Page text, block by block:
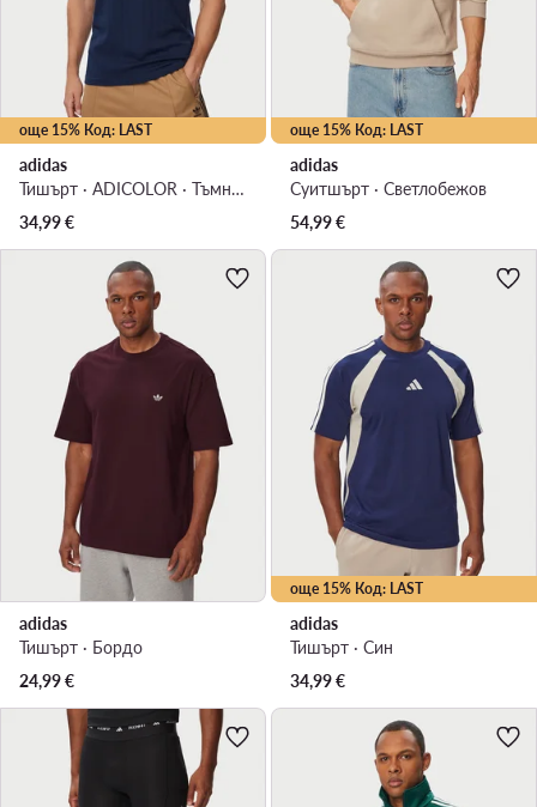
още 15% Код: LAST
adidas
Тишърт · ADICOLOR · Тъмносин
34,99€
още 15% Код: LAST
adidas
Суитшърт · Светлобежов
54,99€
adidas
Тишърт · Бордо
24,99€
още 15% Код: LAST
adidas
Тишърт · Син
34,99€